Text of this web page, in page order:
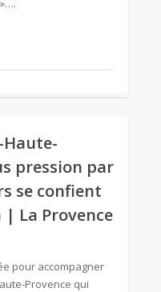
pression par
se confient
La Provence
pour accompagner
Provence qui